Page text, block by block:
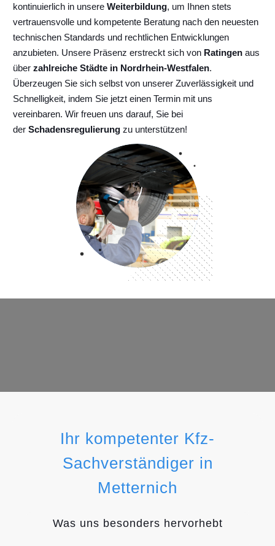
kontinuierlich in unsere Weiterbildung, um Ihnen stets
vertrauensvolle und kompetente Beratung nach den neuesten
technischen Standards und rechtlichen Entwicklungen
anzubieten. Unsere Präsenz erstreckt sich von Ratingen aus
über zahlreiche Städte in Nordrhein-Westfalen.
Überzeugen Sie sich selbst von unserer Zuverlässigkeit und
Schnelligkeit, indem Sie jetzt einen Termin mit uns
vereinbaren. Wir freuen uns darauf, Sie bei
der Schadensregulierung zu unterstützen!
Ihr kompetenter Kfz-
Sachverständiger in
Metternich
Was uns besonders hervorhebt